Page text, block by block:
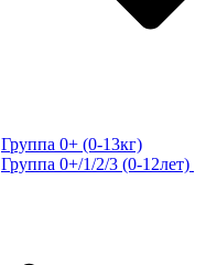
Группа 0+ (0-13кг)
Группа 0+/1/2/3 (0-12лет)